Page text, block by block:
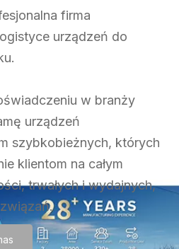
firma
urządzeń do
w branży
urządzeń
szybkobieżnych, których
klientom na całym
trwałych i wydajnych,